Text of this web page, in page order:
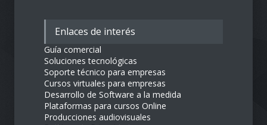
Enlaces de interés
Guía comercial
Soluciones tecnológicas
Soporte técnico para empresas
Cursos virtuales para empresas
Desarrollo de Software a la medida
Plataformas para cursos Online
Producciones audiovisuales